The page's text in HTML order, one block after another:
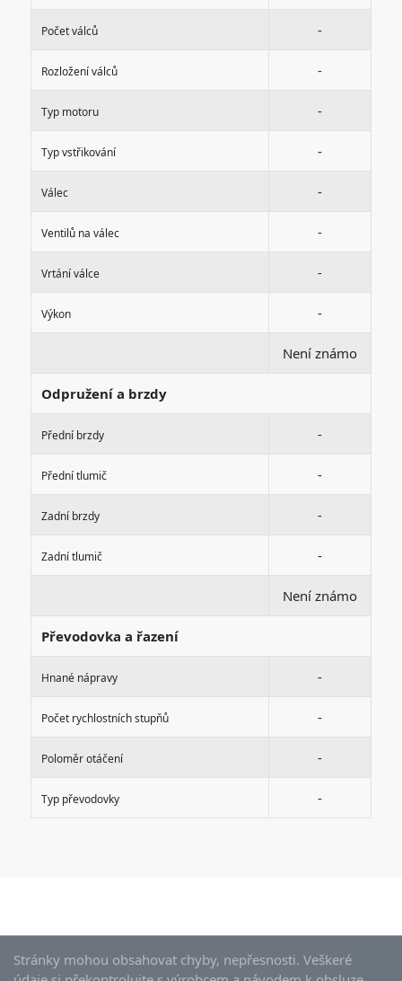
Počet válců -
Rozložení válců -
Typ motoru -
Typ vstřikování -
Válec -
Ventilů na válec -
Vrtání válce -
Výkon -
Není známo
Odpružení a brzdy
Přední brzdy -
Přední tlumič -
Zadní brzdy -
Zadní tlumič -
Není známo
Převodovka a řazení
Hnané nápravy -
Počet rychlostních stupňů -
Poloměr otáčení -
Typ převodovky -
Stránky mohou obsahovat chyby, nepřesnosti. Veškeré